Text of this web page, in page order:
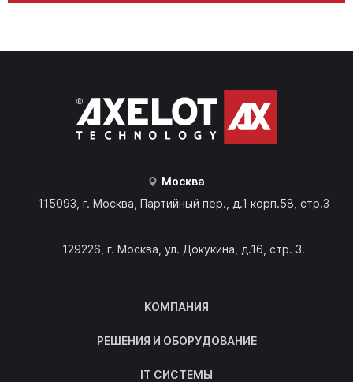
Москва
115093, г. Москва, Партийный пер., д.1 корп.58, стр.3
129226, г. Москва, ул. Докукина, д.16, стр. 3.
КОМПАНИЯ
РЕШЕНИЯ И ОБОРУДОВАНИЕ
IT СИСТЕМЫ